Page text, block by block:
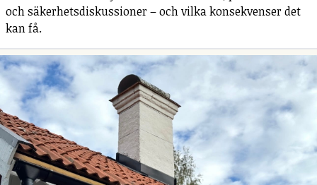
och säkerhetsdiskussioner – och vilka konsekvenser det
kan få.